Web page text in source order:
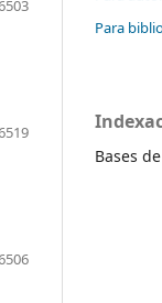
Para
Bases